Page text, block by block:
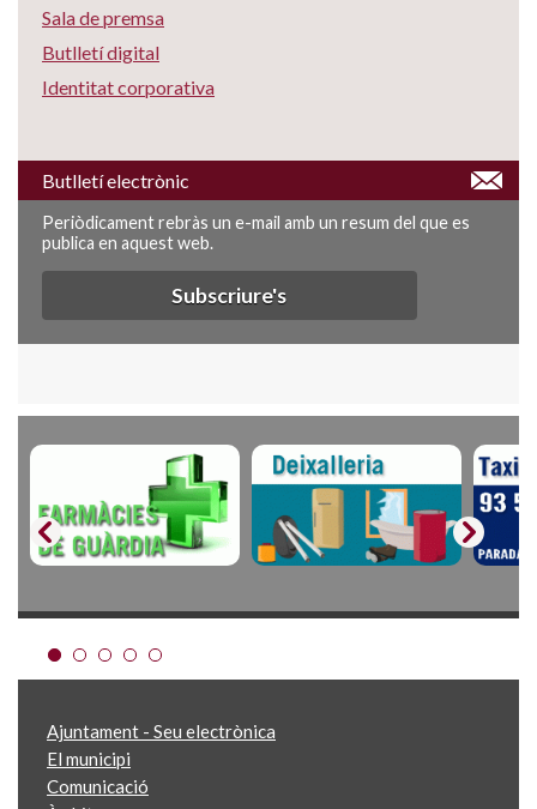
Sala de premsa
Butlletí digital
Identitat corporativa
Butlletí electrònic
Periòdicament rebràs un e-mail amb un resum del que es
publica en aquest web.
Subscriure's
Ajuntament - Seu electrònica
El municipi
Comunicació